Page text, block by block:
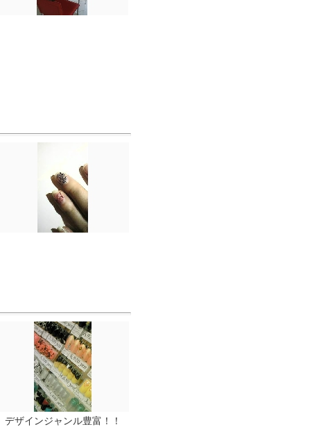
デザインジャンル豊富！！